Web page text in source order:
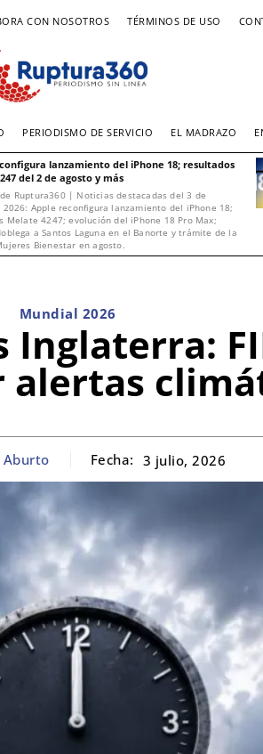
CON NOSOTROS TÉRMINOS DE USO
PERIODISMO DE SERVICIO EL MADRAZO
lanzamiento del iPhone 18; resultados
del 2 de agosto y más
de Ruptura360 | Noticias destacadas del 3 de
2026: Apple reconfigura lanzamiento del iPhone 18;
Melate 4247; evolución del iPhone 18 Pro Max;
a Santos Laguna en el Banorte y trámite de la
Bienestar en agosto.
Mundial 2026
Inglaterra:
Aburto Fecha: 3 julio, 2026